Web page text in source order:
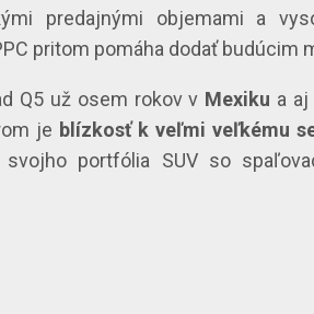
predajnými objemami a
pritom pomáha dodať budúcim
Q5 už osem rokov v Mexiku a
je blízkosť k veľmi veľkému
svojho portfólia SUV so